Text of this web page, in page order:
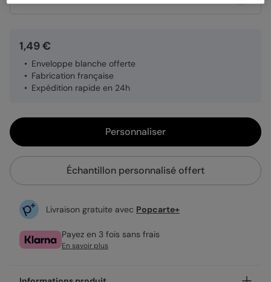
1,49 €
Enveloppe blanche offerte
Fabrication française
Expédition rapide en 24h
Personnaliser
Échantillon personnalisé offert
Livraison gratuite avec Popcarte+
Payez en 3 fois sans frais
En savoir plus